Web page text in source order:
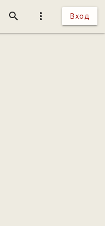
more_vert Вход
search